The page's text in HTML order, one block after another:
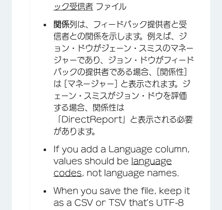
ック受信者 ファイル
関係列は、フィードバック提供者と受
信者との関係を示します。例えば、ジ
ョン・ドウがジェーン・スミスのマネー
ジャーであり、ジョン・ドウがフィード
バックの提供者である場合、[関係性]
は [マネージャー] と表示されます。ジ
ェーン・スミスがジョン・ドウを評価
する場合、関係性は
「DirectReport」と表示される必要
があります。
If you add a Language column,
values should be
language
codes , not language names.
When you save the file, keep it
as a CSV or TSV that’s UTF-8